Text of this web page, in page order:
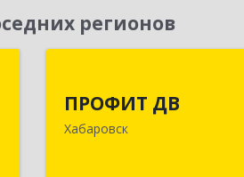
регионов
ПРОФИТ ДВ
Хабаровск
680000, Хабаровский
г, Муравьева-Амурского